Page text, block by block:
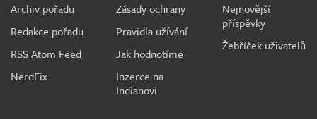
Archiv pořadu
Redakce pořadu
RSS Atom Feed
NerdFix
Zásady ochrany
Pravidla užívání
Jak hodnotíme
Inzerce na
Indianovi
Nejnovější
příspěvky
Žebříček uživatelů